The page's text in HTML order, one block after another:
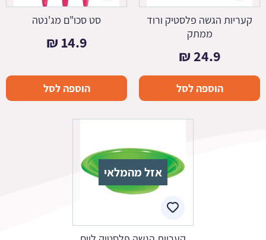
קעריות הגשה פלסטיק ורוד
ממתק
24.9
₪
הוספה לסל
סט סכו"ם מג'נטה
14.9
₪
הוספה לסל
אזל מהמלאי